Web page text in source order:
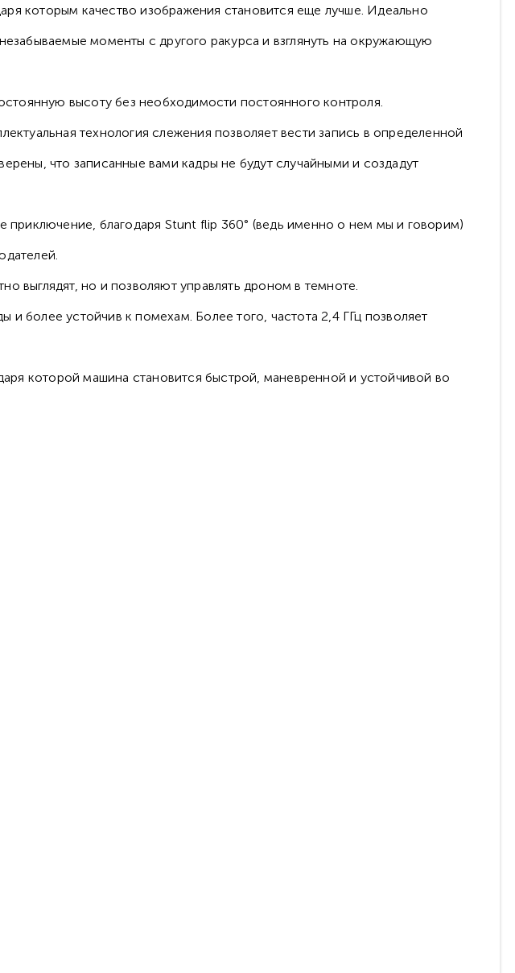
которым качество изображения становится еще лучше. Идеально
моменты с другого ракурса и взглянуть на окружающую
высоту без необходимости постоянного контроля.
технология слежения позволяет вести запись в определенной
что записанные вами кадры не будут случайными и создадут
приключение, благодаря Stunt flip 360° (ведь именно о нем мы и говорим)
выглядят, но и позволяют управлять дроном в темноте.
и более устойчив к помехам. Более того, частота 2,4 ГГц позволяет
которой машина становится быстрой, маневренной и устойчивой во